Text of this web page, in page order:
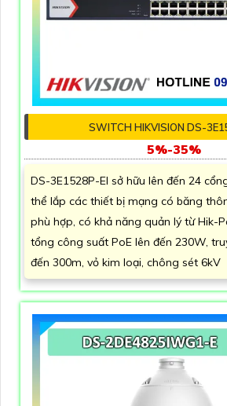
SWITCH HIKVISION DS-
5%-35%
DS-3E1528P-EI sở hữu lên đến 24
thể lắp các thiết bị mạng có băng
phù hợp, có khả năng quản lý từ Hik-
tổng công suất PoE lên đến 230W,
đến 300m, vỏ kim loại, chông sét 6kV